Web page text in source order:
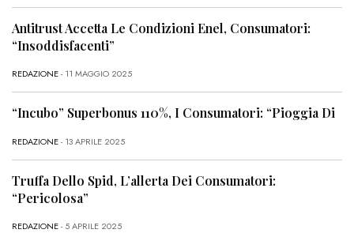
Antitrust Accetta Le Condizioni Enel, Consumatori:
“Insoddisfacenti”
REDAZIONE- 11 MAGGIO 2025
“Incubo” Superbonus 110%, I Consumatori: “Pioggia Di
REDAZIONE- 13 APRILE 2025
Truffa Dello Spid, L’allerta Dei Consumatori:
“Pericolosa”
REDAZIONE- 5 APRILE 2025